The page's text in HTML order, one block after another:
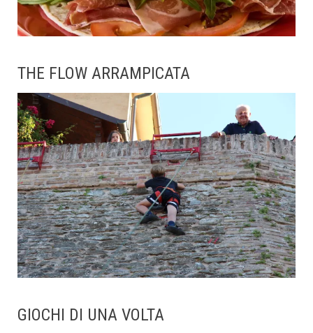
THE FLOW ARRAMPICATA
GIOCHI DI UNA VOLTA